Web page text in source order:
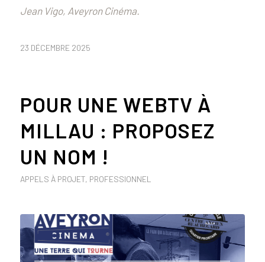
Jean Vigo, Aveyron Cinéma.
23 DÉCEMBRE 2025
POUR UNE WEBTV À
MILLAU : PROPOSEZ
UN NOM !
APPELS À PROJET, PROFESSIONNEL